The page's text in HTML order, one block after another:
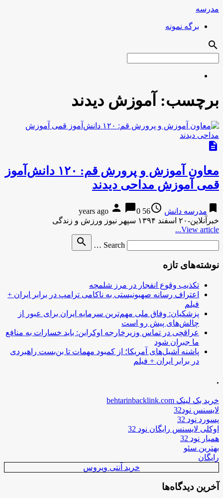
مدرسه
برگه نمونه
search
برچسب: آموزش دیدند
description
معاون آموزش و پرورش قم: ۱۲۰ دانش‌آموز
قمی آموزش مداحی دیدند
bookmark مدرسه دانش access_time
56 years ago
person chat_bubble0
خبرآنلاین-۲۰ اسفند ۱۳۹۴ سپهر نیوز ورزش و زندگی
View article...
Search …
search
نوشته‌های تازه
تکذیب وقوع انفجار در مرز شلمچه
اعتراف رسانه صهیونیستی به ناکامی ترامپ در برابر ایران +
فیلم
پزشکیان: وفاق ملی مهم‌ترین سرمایه ایران برای عبور از
چالش‌های پیش رو است
عراقچی در تماس وزیرخارجه اوکراین: باید خسارات به منافع
ما جبران شود
پاشنه آشیل‌های آمریکا؛ از کمبود مهمات تا بن‌بست راهبردی
در برابر ایران + فیلم
.
خرید بک لینک behtarinbacklink.com
لایسنس نود32
پسورد نود 32
اوکلی لایسنس رایگان نود 32
همیار نود 32
بهترین سئو
رایگان
خرید آنتی ویروس
آخرین دیدگاه‌ها